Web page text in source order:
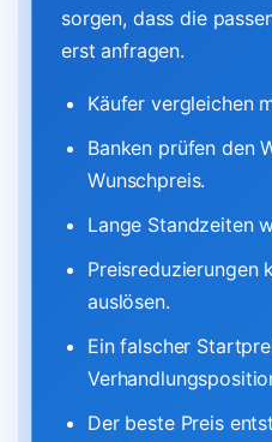
sorgen, dass die
erst anfragen.
Käufer vergleichen
Banken prüfen den
Wunschpreis.
Lange Standzeiten
Preisreduzierungen
auslösen.
Ein falscher
Der beste Preis